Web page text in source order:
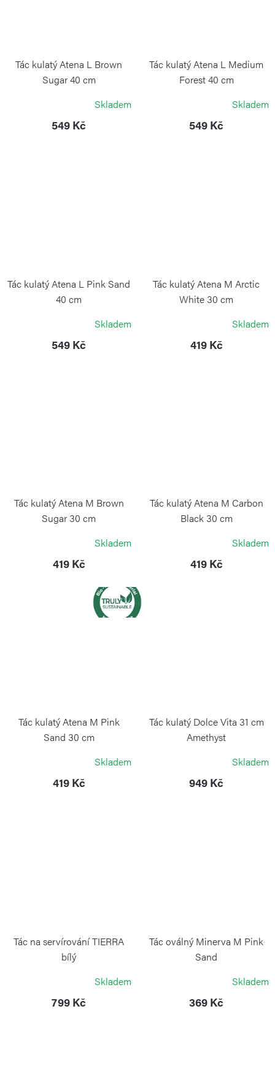
Tác kulatý Atena L Brown
Sugar 40 cm
Skladem
549 Kč
Tác kulatý Atena L Medium
Forest 40 cm
Skladem
549 Kč
Tác kulatý Atena L Pink Sand
40 cm
Skladem
549 Kč
Tác kulatý Atena M Arctic
White 30 cm
Skladem
419 Kč
Tác kulatý Atena M Brown
Sugar 30 cm
Skladem
419 Kč
Tác kulatý Atena M Carbon
Black 30 cm
Skladem
419 Kč
Tác kulatý Atena M Pink
Sand 30 cm
Skladem
419 Kč
Tác kulatý Dolce Vita 31 cm
Amethyst
Skladem
949 Kč
Tác na servírování TIERRA
bílý
Skladem
799 Kč
Tác oválný Minerva M Pink
Sand
Skladem
369 Kč